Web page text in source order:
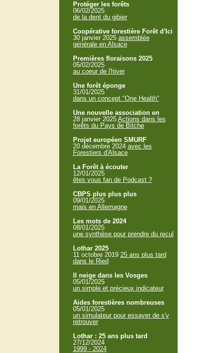
Protéger les forêts
06/02/2025
de la dent du gibier
Coopérative forestière Forêt d'Ici
30 janvier 2025 assemblée
générale en Alsace
Premières floraisons 2025
05/02/2025
au coeur de l'hiver
Une forêt éponge
31/01/2025
dans un concept "One Health"
Une nouvelle association en
28 janvier 2025 Actions dans les
forêts du Pays de Bitche
Projet européen SMURF
20 décembre 2024 avec les
Forestiers d'Alsace
La Forêt à écouter
12/01/2025
êtes vous fan de Podcast ?
CBPS plus plus plus
09/01/2025
mais en Allemagne
Les mots de 2024
08/01/2025
une synthèse pour prendre du recul
Lothar 2025
11 octobre 2019 25 ans plus tard
dans le Ried
Il neige dans les Vosges
05/01/2025
un simple et précieux indicateur
Aides forestières nombreuses
05/01/2025
un simulateur pour essayer de s'y
retrouver
Lothar : 25 ans plus tard
27/12/2024
1999 - 2024